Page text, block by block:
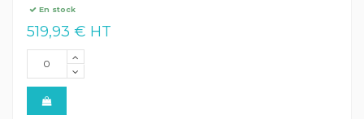
En stock
519,93 € HT